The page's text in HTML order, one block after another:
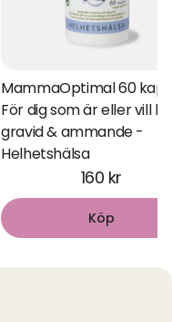
MammaOptimal 60
För dig som är eller vill bli
gravid & ammande -
Helhetshälsa
160 kr
Köp